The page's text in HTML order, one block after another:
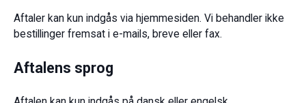
Aftaler kan kun indgås via hjemmesiden. Vi behandler ikke
bestillinger fremsat i e-mails, breve eller fax.
Aftalens sprog